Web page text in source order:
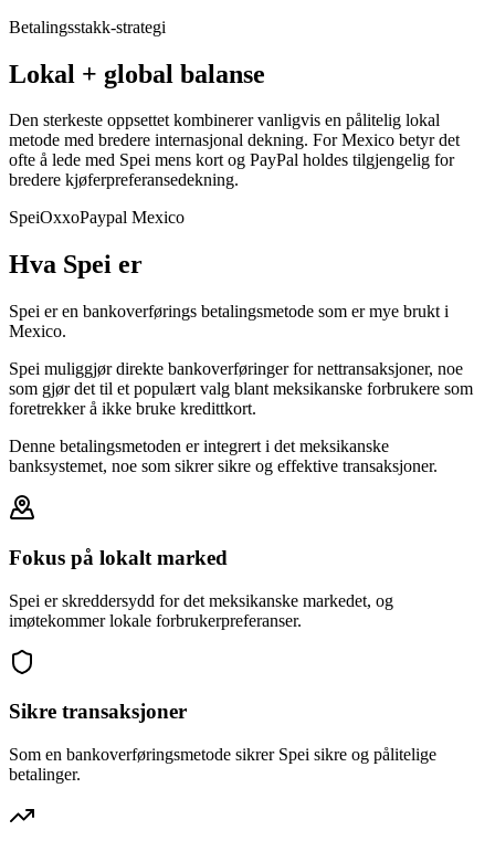
Betalingsstakk-strategi
Lokal + global balanse
Den sterkeste oppsettet kombinerer vanligvis en pålitelig lokal
metode med bredere internasjonal dekning. For Mexico betyr det
ofte å lede med Spei mens kort og PayPal holdes tilgjengelig for
bredere kjøferpreferansedekning.
SpeiOxxoPaypal Mexico
Hva Spei er
Spei er en bankoverførings betalingsmetode som er mye brukt i
Mexico.
Spei muliggjør direkte bankoverføringer for nettransaksjoner, noe
som gjør det til et populært valg blant meksikanske forbrukere som
foretrekker å ikke bruke kredittkort.
Denne betalingsmetoden er integrert i det meksikanske
banksystemet, noe som sikrer sikre og effektive transaksjoner.
Fokus på lokalt marked
Spei er skreddersydd for det meksikanske markedet, og
imøtekommer lokale forbrukerpreferanser.
Sikre transaksjoner
Som en bankoverføringsmetode sikrer Spei sikre og pålitelige
betalinger.